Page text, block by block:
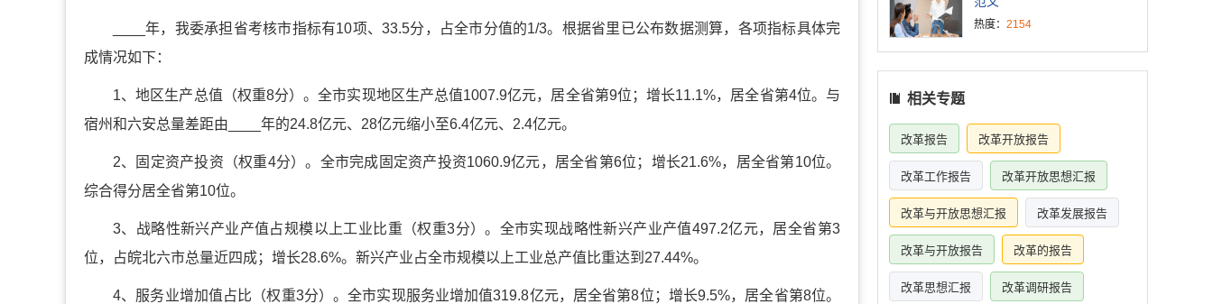
____年，我委承担省考核市指标有10项、33.5分，占全市分值的1/3。根据省里已公布数据测算，各项指标具体完
成情况如下：
1、地区生产总值（权重8分）。全市实现地区生产总值1007.9亿元，居全省第9位；增长11.1%，居全省第4位。与
宿州和六安总量差距由____年的24.8亿元、28亿元缩小至6.4亿元、2.4亿元。
2、固定资产投资（权重4分）。全市完成固定资产投资1060.9亿元，居全省第6位；增长21.6%，居全省第10位。
综合得分居全省第10位。
3、战略性新兴产业产值占规模以上工业比重（权重3分）。全市实现战略性新兴产业产值497.2亿元，居全省第3
位，占皖北六市总量近四成；增长28.6%。新兴产业占全市规模以上工业总产值比重达到27.44%。
4、服务业增加值占比（权重3分）。全市实现服务业增加值319.8亿元，居全省第8位；增长9.5%，居全省第8位。
热度： 2154
相关专题
改革报告 改革开放报告
改革工作报告 改革开放思想汇报
改革与开放思想汇报 改革发展报告
改革与开放报告 改革的报告
改革思想汇报 改革调研报告